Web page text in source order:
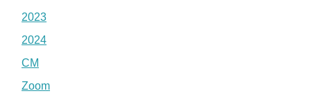
2023
2024
CM
Zoom